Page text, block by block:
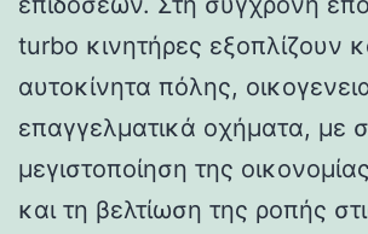
turbo κινητήρες εξοπλίζουν
αυτοκίνητα πόλης,
επαγγελματικά οχήματα, με
μεγιστοποίηση της
και τη βελτίωση της ροπής